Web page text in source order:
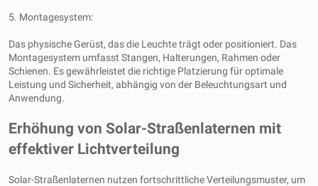
5. Montagesystem:
Das physische Gerüst, das die Leuchte trägt oder positioniert. Das
Montagesystem umfasst Stangen, Halterungen, Rahmen oder
Schienen. Es gewährleistet die richtige Platzierung für optimale
Leistung und Sicherheit, abhängig von der Beleuchtungsart und
Anwendung.
Erhöhung von Solar-Straßenlaternen mit
effektiver Lichtverteilung
Solar-Straßenlaternen nutzen fortschrittliche Verteilungsmuster, um